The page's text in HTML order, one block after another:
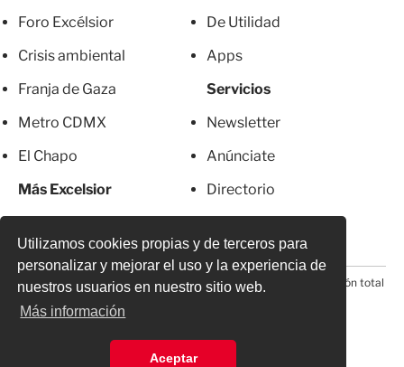
Utilizamos cookies propias y de terceros para
personalizar y mejorar el uso y la experiencia de
nuestros usuarios en nuestro sitio web.
Más información
Aceptar
Foro Excélsior
Crisis ambiental
Franja de Gaza
Metro CDMX
El Chapo
Más Excelsior
De Utilidad
Apps
Servicios
Newsletter
Anúnciate
Directorio
© 2026 Todos los derechos reservados. Prohibida la reproducción total
o parcial, incluyendo cualquier medio electrónico*